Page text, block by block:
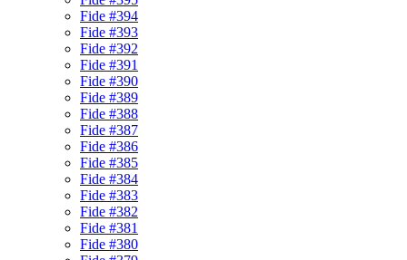
Fide #394
Fide #393
Fide #392
Fide #391
Fide #390
Fide #389
Fide #388
Fide #387
Fide #386
Fide #385
Fide #384
Fide #383
Fide #382
Fide #381
Fide #380